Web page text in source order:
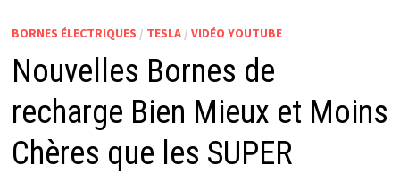
BORNES ÉLECTRIQUES / TESLA/ VIDÉO YOUTUBE
Nouvelles Bornes de
recharge Bien Mieux et Moins
Chères que les SUPER